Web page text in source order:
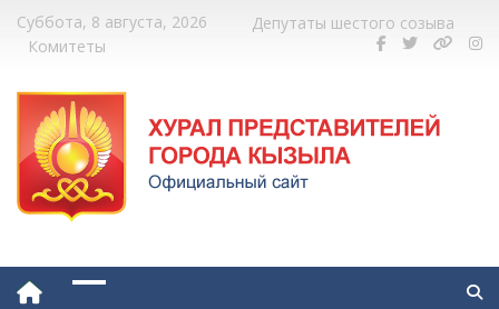
Суббота, 8 августа, 2026
Депутаты шестого созыва
Комитеты